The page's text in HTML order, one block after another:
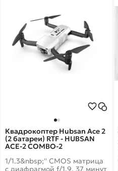
Квадрокоптер Hubsan Ace 2
(2 батареи) RTF - HUBSAN
ACE-2 COMBO-2
1/1.3&nbsp;'' CMOS матрица
с диафрагмой f/1.9, 37 минут